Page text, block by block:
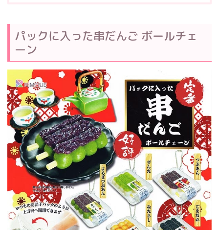
パックに入った串だんご ボールチェ
ーン